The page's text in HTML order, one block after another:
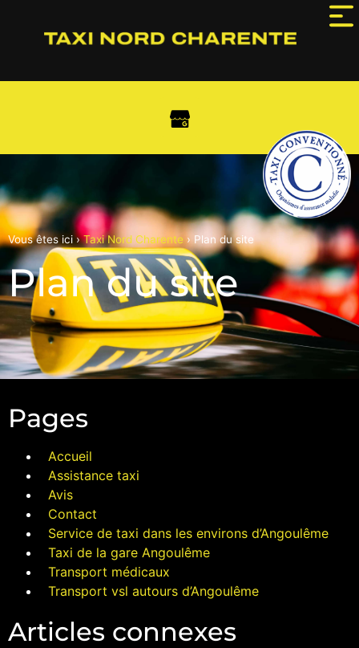
Vous êtes ici ›Taxi Nord Charente › Plan du site
Plan du site
Pages
Accueil
Assistance taxi
Avis
Contact
Service de taxi dans les environs d’Angoulême
Taxi de la gare Angoulême
Transport médicaux
Transport vsl autours d’Angoulême
Articles connexes